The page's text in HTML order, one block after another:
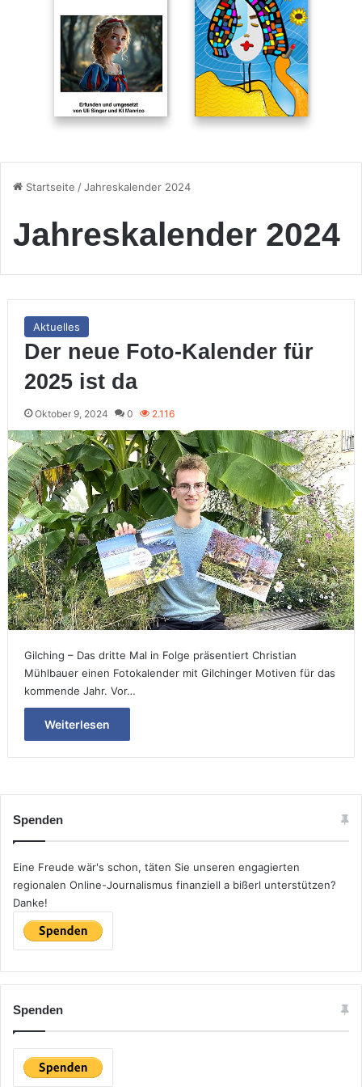
Startseite /Jahreskalender 2024
Jahreskalender 2024
Aktuelles
Der neue Foto-Kalender für
2025 ist da
Oktober 9, 2024 0 2.116
Gilching – Das dritte Mal in Folge präsentiert Christian
Mühlbauer einen Fotokalender mit Gilchinger Motiven für das
kommende Jahr. Vor…
Weiterlesen
Spenden
Eine Freude wär's schon, täten Sie unseren engagierten
regionalen Online-Journalismus finanziell a bißerl unterstützen?
Danke!
Spenden